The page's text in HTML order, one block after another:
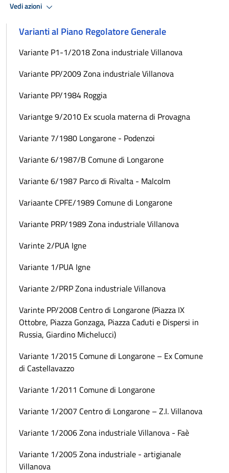
Vedi azioni
Varianti al Piano Regolatore Generale
Variante P1-1/2018 Zona industriale Villanova
Variante PP/2009 Zona industriale Villanova
Variante PP/1984 Roggia
Variantge 9/2010 Ex scuola materna di Provagna
Variante 7/1980 Longarone - Podenzoi
Variante 6/1987/B Comune di Longarone
Variante 6/1987 Parco di Rivalta - Malcolm
Variaante CPFE/1989 Comune di Longarone
Variante PRP/1989 Zona industriale Villanova
Varinte 2/PUA Igne
Variante 1/PUA Igne
Variante 2/PRP Zona industriale Villanova
Varinte PP/2008 Centro di Longarone (Piazza IX
Ottobre, Piazza Gonzaga, Piazza Caduti e Dispersi in
Russia, Giardino Michelucci)
Variante 1/2015 Comune di Longarone – Ex Comune
di Castellavazzo
Variante 1/2011 Comune di Longarone
Variante 1/2007 Centro di Longarone – Z.I. Villanova
Variante 1/2006 Zona industriale Villanova - Faè
Variante 1/2005 Zona industriale - artigianale
Villanova